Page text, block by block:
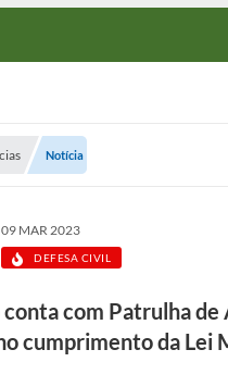
Processos Seletivos
Notícia
09 MAR 2023
DEFESA CIVIL
com Patrulha de
cumprimento da Lei